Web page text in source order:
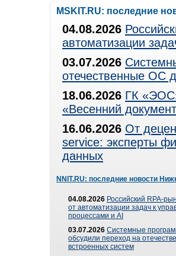
MSKIT.RU: последние
04.08.2026
автоматизации
03.07.2026
отечественные ОС
18.06.2026 ГК
«Весенний
16.06.2026 От
service: эксперты
данных
NNIT.RU: последние новости
04.08.2026 Российский RPA-
от автоматизации задач к
процессами и AI
03.07.2026 Системные
обсудили переход на
встроенных систем